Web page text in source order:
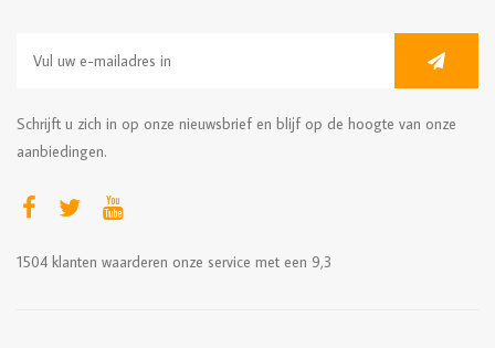
Schrijft u zich in op onze nieuwsbrief en blijf op de hoogte van onze
aanbiedingen.
1504 klanten waarderen onze service met een 9,3